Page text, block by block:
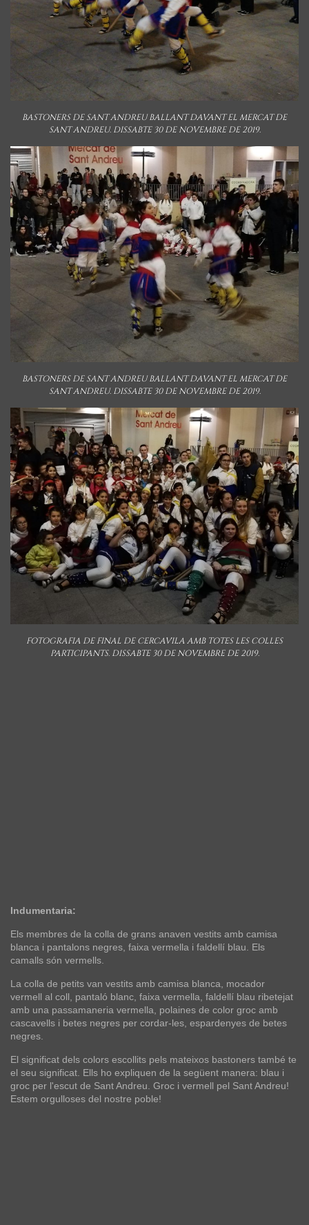
BASTONERS DE SANT ANDREU BALLANT DAVANT EL MERCAT DE
SANT ANDREU. DISSABTE 30 DE NOVEMBRE DE 2019.
BASTONERS DE SANT ANDREU BALLANT DAVANT EL MERCAT DE
SANT ANDREU. DISSABTE 30 DE NOVEMBRE DE 2019.
FOTOGRAFIA DE FINAL DE CERCAVILA AMB TOTES LES COLLES
PARTICIPANTS. DISSABTE 30 DE NOVEMBRE DE 2019.
Indumentaria:
Els membres de la colla de grans anaven vestits amb camisa
blanca i pantalons negres, faixa vermella i faldellí blau. Els
camalls són vermells.
La colla de petits van vestits amb camisa blanca, mocador
vermell al coll, pantaló blanc, faixa vermella, faldellí blau ribetejat
amb una passamaneria vermella, polaines de color groc amb
cascavells i betes negres per cordar-les, espardenyes de betes
negres.
El significat dels colors escollits pels mateixos bastoners també te
el seu significat. Ells ho expliquen de la següent manera: blau i
groc per l'escut de Sant Andreu. Groc i vermell pel Sant Andreu!
Estem orgulloses del nostre poble!